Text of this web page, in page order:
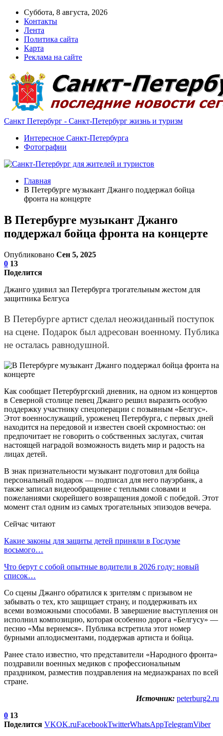
Суббота, 8 августа, 2026
Контакты
Лента
Политика сайта
Карта
Реклама на сайте
Санкт Петербург - Санкт-Петербург жизнь и туризм
Интересное Санкт-Петербурга
Фотографии
Главная
В Петербурге музыкант Джанго поддержал бойца
фронта на концерте
В Петербурге музыкант Джанго
поддержал бойца фронта на концерте
Опубликовано Сен 5, 2025
0 13
Поделится
Джанго удивил зал Петербурга трогательным жестом для
защитника Белгуса
В Петербурге артист сделал неожиданный поступок
на сцене. Подарок был адресован военному. Публика
не осталась равнодушной.
Как сообщает Петербургский дневник, на одном из концертов
в Северной столице певец Джанго решил выразить особую
поддержку участнику спецоперации с позывным «Белгус».
Этот военнослужащий, уроженец Петербурга, с первых дней
находится на передовой и известен своей скромностью: он
предпочитает не говорить о собственных заслугах, считая
настоящей наградой возможность видеть мир и радость на
лицах детей.
В знак признательности музыкант подготовил для бойца
персональный подарок — подписал для него пауэрбанк, а
также записал видеообращение с теплыми словами и
пожеланиями скорейшего возвращения домой с победой. Этот
момент стал одним из самых трогательных эпизодов вечера.
Сейчас читают
Какие законы для защиты детей приняли в Госдуме
восьмого…
Что берут с собой опытные водители в 2026 году: новый
список…
Со сцены Джанго обратился к зрителям с призывом не
забывать о тех, кто защищает страну, и поддерживать их
всеми возможными способами. В завершение выступления он
исполнил композицию, которая особенно дорога «Белгусу» —
песню «Мы вернемся». Публика встретила этот номер
бурными аплодисментами, поддержав артиста и бойца.
Ранее стало известно, что представители «Народного фронта»
поздравили военных медиков с профессиональным
праздником, разместив поздравления на медиаэкранах по всей
стране.
Источник: peterburg2.ru
0 13
Поделится VKOK.ruFacebookTwitterWhatsAppTelegramViber